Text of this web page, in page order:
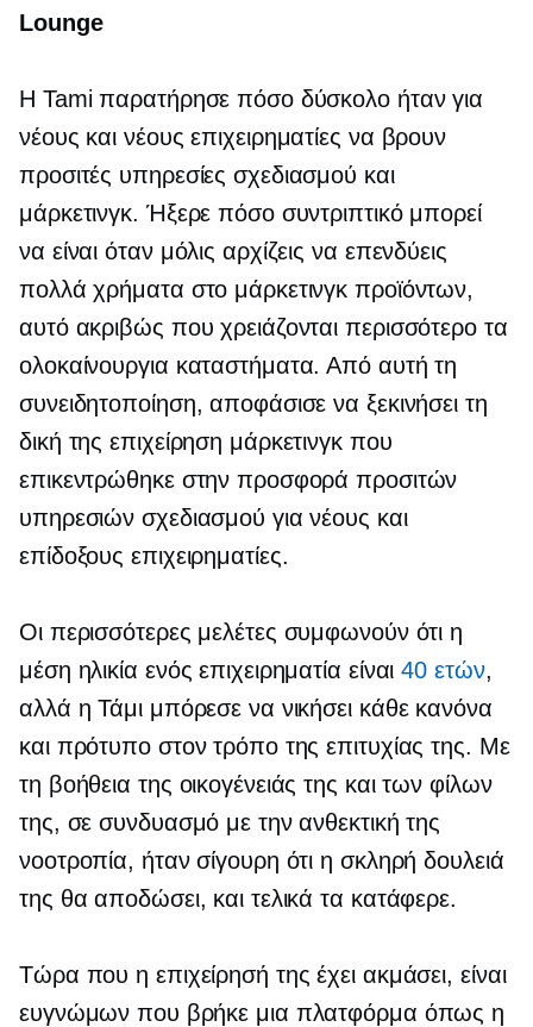
Lounge
Η Tami παρατήρησε πόσο δύσκολο ήταν για
νέους και νέους επιχειρηματίες να βρουν
προσιτές υπηρεσίες σχεδιασμού και
μάρκετινγκ. Ήξερε πόσο συντριπτικό μπορεί
να είναι όταν μόλις αρχίζεις να επενδύεις ​​
πολλά χρήματα στο μάρκετινγκ προϊόντων,
αυτό ακριβώς που χρειάζονται περισσότερο τα
ολοκαίνουργια καταστήματα. Από αυτή τη
συνειδητοποίηση, αποφάσισε να ξεκινήσει τη
δική της επιχείρηση μάρκετινγκ που
επικεντρώθηκε στην προσφορά προσιτών
υπηρεσιών σχεδιασμού για νέους και
επίδοξους επιχειρηματίες.
Οι περισσότερες μελέτες συμφωνούν ότι η
μέση ηλικία ενός επιχειρηματία είναι40 ετών,
αλλά η Τάμι μπόρεσε να νικήσει κάθε κανόνα
και πρότυπο στον τρόπο της επιτυχίας της. Με
τη βοήθεια της οικογένειάς της και των φίλων
της, σε συνδυασμό με την ανθεκτική της
νοοτροπία, ήταν σίγουρη ότι η σκληρή δουλειά
της θα αποδώσει, και τελικά τα κατάφερε.
Τώρα που η επιχείρησή της έχει ακμάσει, είναι
ευγνώμων που βρήκε μια πλατφόρμα όπως η